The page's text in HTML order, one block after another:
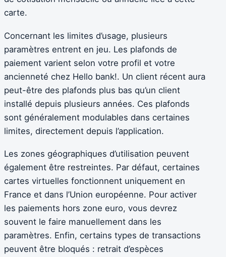
carte.
Concernant les limites d’usage, plusieurs
paramètres entrent en jeu. Les plafonds de
paiement varient selon votre profil et votre
ancienneté chez Hello bank!. Un client récent aura
peut-être des plafonds plus bas qu’un client
installé depuis plusieurs années. Ces plafonds
sont généralement modulables dans certaines
limites, directement depuis l’application.
Les zones géographiques d’utilisation peuvent
également être restreintes. Par défaut, certaines
cartes virtuelles fonctionnent uniquement en
France et dans l’Union européenne. Pour activer
les paiements hors zone euro, vous devrez
souvent le faire manuellement dans les
paramètres. Enfin, certains types de transactions
peuvent être bloqués : retrait d’espèces